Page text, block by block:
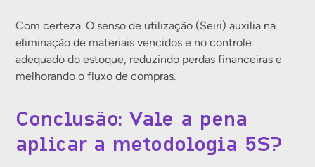
Com certeza. O senso de utilização (Seiri) auxilia na
eliminação de materiais vencidos e no controle
adequado do estoque, reduzindo perdas financeiras e
melhorando o fluxo de compras.
Conclusão: Vale a pena
aplicar a metodologia 5S?